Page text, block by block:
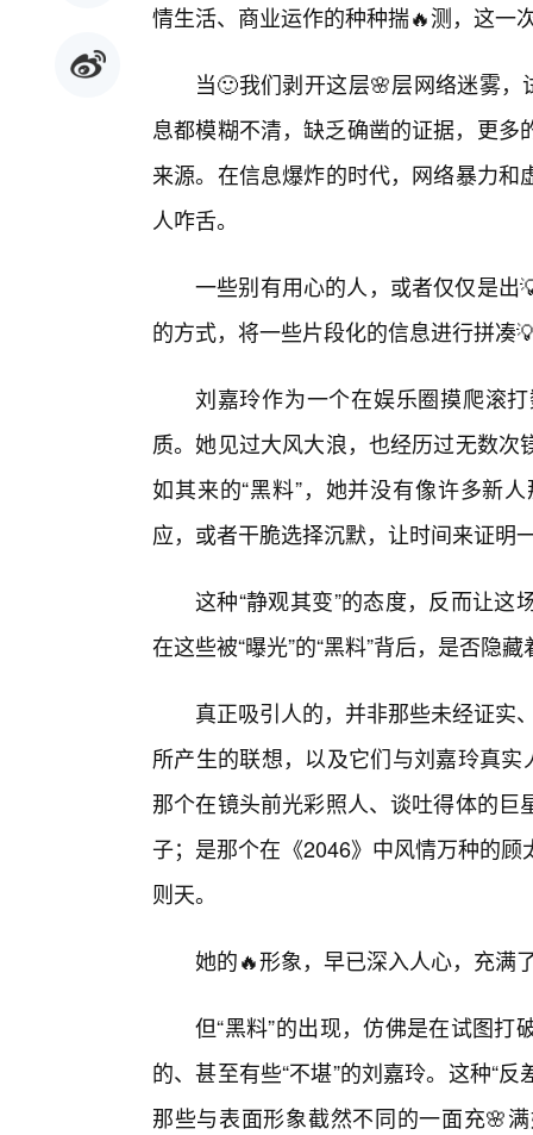
情生活、商业运作的种种揣🔥测，这一
当🙂我们剥开这层🌸层网络迷雾
息都模糊不清，缺乏确凿的证据，更多
来源。在信息爆炸的时代，网络暴力
人咋舌。
一些别有用心的人，或者仅仅是出
的方式，将一些片段化的信息进行拼凑
刘嘉玲作为一个在娱乐圈摸爬滚
质。她见过大风大浪，也经历过无数
如其来的“黑料”，她并没有像许多新
应，或者干脆选择沉默，让时间来证明
这种“静观其变”的态度，反而让
在这些被“曝光”的“黑料”背后，是否隐
真正吸引人的，并非那些未经证实
所产生的联想，以及它们与刘嘉玲真
那个在镜头前光彩照人、谈吐得体的
子；是那个在《2046》中风情万种的
则天。
她的🔥形象，早已深入人心，充满
但“黑料”的出现，仿佛是在试图
的、甚至有些“不堪”的刘嘉玲。这种“
那些与表面形象截然不同的一面充🌸